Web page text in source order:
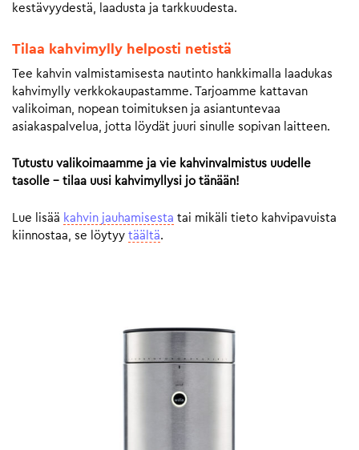
kestävyydestä, laadusta ja tarkkuudesta.
Tilaa kahvimylly helposti netistä
Tee kahvin valmistamisesta nautinto hankkimalla laadukas
kahvimylly verkkokaupastamme. Tarjoamme kattavan
valikoiman, nopean toimituksen ja asiantuntevaa
asiakaspalvelua, jotta löydät juuri sinulle sopivan laitteen.
Tutustu valikoimaamme ja vie kahvinvalmistus uudelle
tasolle – tilaa uusi kahvimyllysi jo tänään!
Lue lisää kahvin jauhamisesta tai mikäli tieto kahvipavuista
kiinnostaa, se löytyy täältä.